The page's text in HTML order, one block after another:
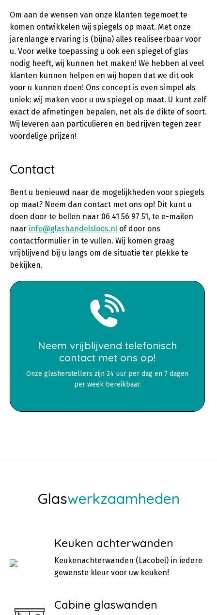
Om aan de wensen van onze klanten tegemoet te
komen ontwikkelen wij spiegels op maat. Met onze
jarenlange ervaring is (bijna) alles realiseerbaar voor
u. Voor welke toepassing u ook een spiegel of glas
nodig heeft, wij kunnen het maken! We hebben al veel
klanten kunnen helpen en wij hopen dat we dit ook
voor u kunnen doen! Ons concept is even simpel als
uniek: wij maken voor u uw spiegel op maat. U kunt zelf
exact de afmetingen bepalen, net als de dikte of soort.
Wij leveren aan particulieren en bedrijven tegen zeer
voordelige prijzen!
Contact
Bent u benieuwd naar de mogelijkheden voor spiegels
op maat? Neem dan contact met ons op! Dit kunt u
doen door te bellen naar 06 41 56 97 51, te e-mailen
naar info@glashandelsloos.nl of door ons
contactformulier in te vullen. Wij komen graag
vrijblijvend bij u langs om de situatie ter plekke te
bekijken.
Neem vrijblijvend telefonisch
contact met ons op!
Onze glasherstellers zijn 24 uur per dag en 7 dagen
per week bereikbaar.
Glaswerkzaamheden
Keuken achterwanden
Keukenachterwanden (Lacobel) in iedere
gewenste kleur voor uw keuken!
Cabine glaswanden